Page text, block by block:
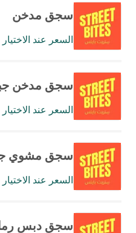
سجق مدخن
السعر عند الاختيار
سجق مدخن
السعر عند الاختيار
سجق مشوي
السعر عند الاختيار
سجق دبس